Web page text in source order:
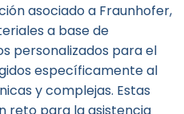
asociado a Fraunhofer,
a base de
personalizados para el
específicamente al
y complejas. Estas
reto para la asistencia